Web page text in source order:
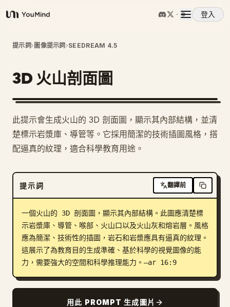
YouMind
登入
概覽
使用案例
提示詞
定價
下載
部落格
更新
提示詞› 圖像提示詞 ›SEEDREAM 4.5
3D 火山剖面圖
此提示會生成火山的 3D 剖面圖，顯示其內部結構，並清
楚標示岩漿庫、導管等。它採用簡潔的技術插圖風格，搭
配逼真的紋理，適合科學教育用途。
提示詞 翻譯前
一個火山的 3D 剖面圖，顯示其內部結構。此圖應清楚標
示岩漿庫、導管、喉部、火山口以及火山灰和熔岩層。風格
應為簡潔、技術性的插圖，岩石和岩漿應具有逼真的紋理。
這展示了為教育目的生成準確、基於科學的視覺圖像的能
力，需要強大的空間和科學推理能力。–ar 16:9
用此 PROMPT 生成圖片